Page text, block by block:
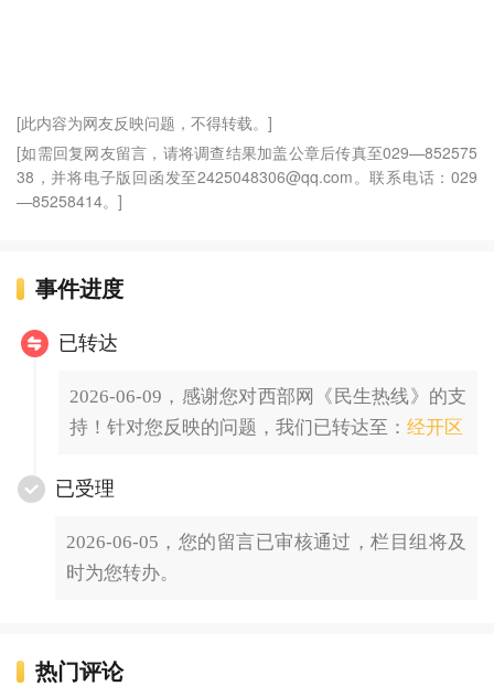
[此内容为网友反映问题，不得转载。]
[如需回复网友留言，请将调查结果加盖公章后传真至029—852575
38，并将电子版回函发至2425048306@qq.com。联系电话：029
—85258414。]
事件进度
已转达
2026-06-09，感谢您对西部网《民生热线》的支
持！针对您反映的问题，我们已转达至： 经开区
已受理
2026-06-05，您的留言已审核通过，栏目组将及
时为您转办。
热门评论